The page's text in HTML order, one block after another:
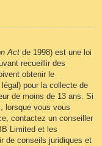
Act de 1998) est une loi
recueillir des
obtenir le
pour la collecte de
de moins de 13 ans. Si
lorsque vous vous
contactez un conseiller
Limited et les
de conseils juridiques et